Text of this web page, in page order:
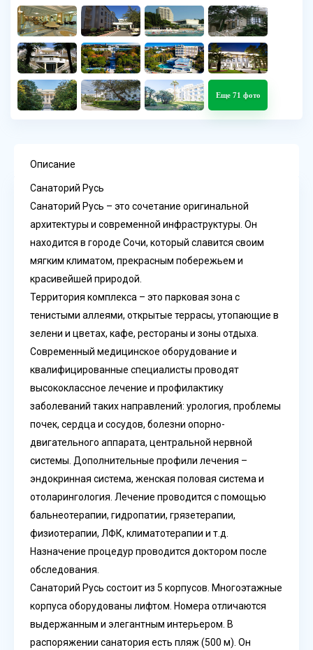
Еще 71 фото
Описание
Санаторий Русь
Санаторий Русь – это сочетание оригинальной
архитектуры и современной инфраструктуры. Он
находится в городе Сочи, который славится своим
мягким климатом, прекрасным побережьем и
красивейшей природой.
Территория комплекса – это парковая зона с
тенистыми аллеями, открытые террасы, утопающие в
зелени и цветах, кафе, рестораны и зоны отдыха.
Современный медицинское оборудование и
квалифицированные специалисты проводят
высококлассное лечение и профилактику
заболеваний таких направлений: урология, проблемы
почек, сердца и сосудов, болезни опорно-
двигательного аппарата, центральной нервной
системы. Дополнительные профили лечения –
эндокринная система, женская половая система и
отоларингология. Лечение проводится с помощью
бальнеотерапии, гидропатии, грязетерапии,
физиотерапии, ЛФК, климатотерапии и т.д.
Назначение процедур проводится доктором после
обследования.
Санаторий Русь состоит из 5 корпусов. Многоэтажные
корпуса оборудованы лифтом. Номера отличаются
выдержанным и элегантным интерьером. В
распоряжении санатория есть пляж (500 м). Он